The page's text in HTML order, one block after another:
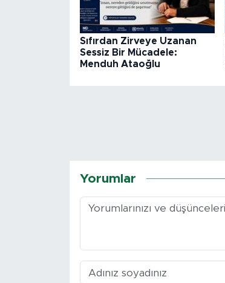
Sıfırdan Zirveye Uzanan
Sessiz Bir Mücadele:
Menduh Ataoğlu
Yorumlar